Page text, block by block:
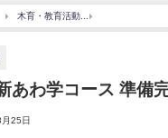
木育・教育活動
あわ学コース 準備
25日